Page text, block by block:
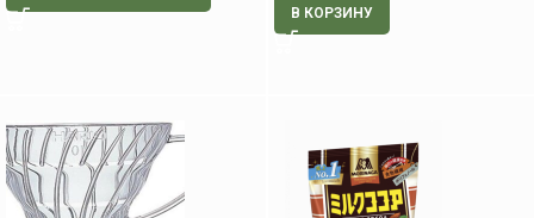
В КОРЗИНУ